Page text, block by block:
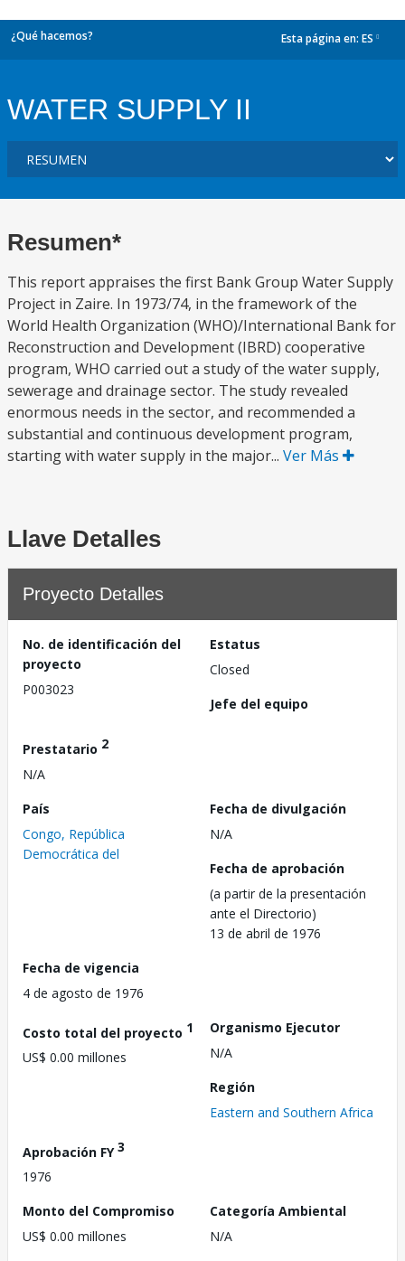
¿Qué hacemos? Esta página en: ES
WATER SUPPLY II
Resumen*
This report appraises the first Bank Group Water Supply
Project in Zaire. In 1973/74, in the framework of the
World Health Organization (WHO)/International Bank for
Reconstruction and Development (IBRD) cooperative
program, WHO carried out a study of the water supply,
sewerage and drainage sector. The study revealed
enormous needs in the sector, and recommended a
substantial and continuous development program,
starting with water supply in the major... Ver Más
Llave Detalles
Proyecto Detalles
No. de identificación del
proyecto
P003023
Estatus
Closed
Jefe del equipo
Prestatario 2
N/A
País
Congo, República
Democrática del
Fecha de divulgación
N/A
Fecha de aprobación
(a partir de la presentación
ante el Directorio)
13 de abril de 1976
Fecha de vigencia
4 de agosto de 1976
Costo total del proyecto 1
US$ 0.00 millones
Organismo Ejecutor
N/A
Región
Eastern and Southern Africa
Aprobación FY3
1976
Monto del Compromiso
US$ 0.00 millones
Categoría Ambiental
N/A